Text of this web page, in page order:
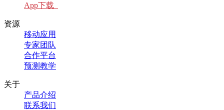
App下载
资源
移动应用
专家团队
合作平台
预测教学
关于
产品介绍
联系我们